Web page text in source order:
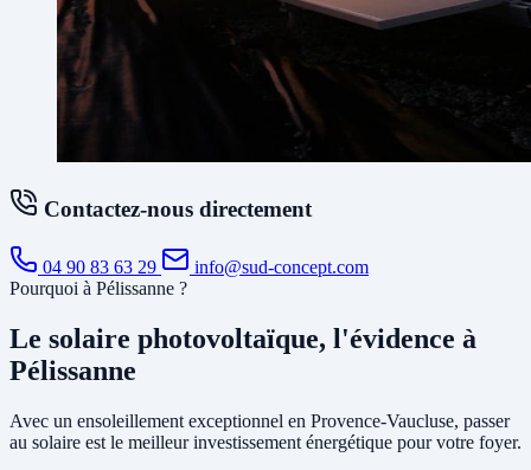
Contactez-nous directement
04 90 83 63 29
info@sud-concept.com
Pourquoi à Pélissanne ?
Le solaire photovoltaïque, l'évidence à
Pélissanne
Avec un ensoleillement exceptionnel en Provence-Vaucluse, passer
au solaire est le meilleur investissement énergétique pour votre foyer.